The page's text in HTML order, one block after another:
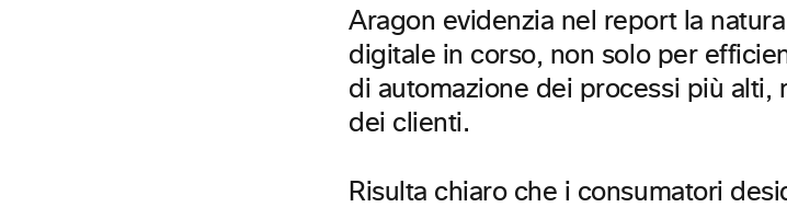
Aragon evidenzia nel report la
digitale in corso, non solo per
di automazione dei processi più alti,
dei clienti.
Risulta chiaro che i consumatori